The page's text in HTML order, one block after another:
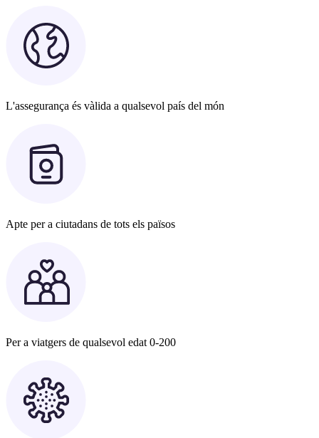
L'assegurança és vàlida a qualsevol país del món
Apte per a ciutadans de tots els països
Per a viatgers de qualsevol edat 0-200